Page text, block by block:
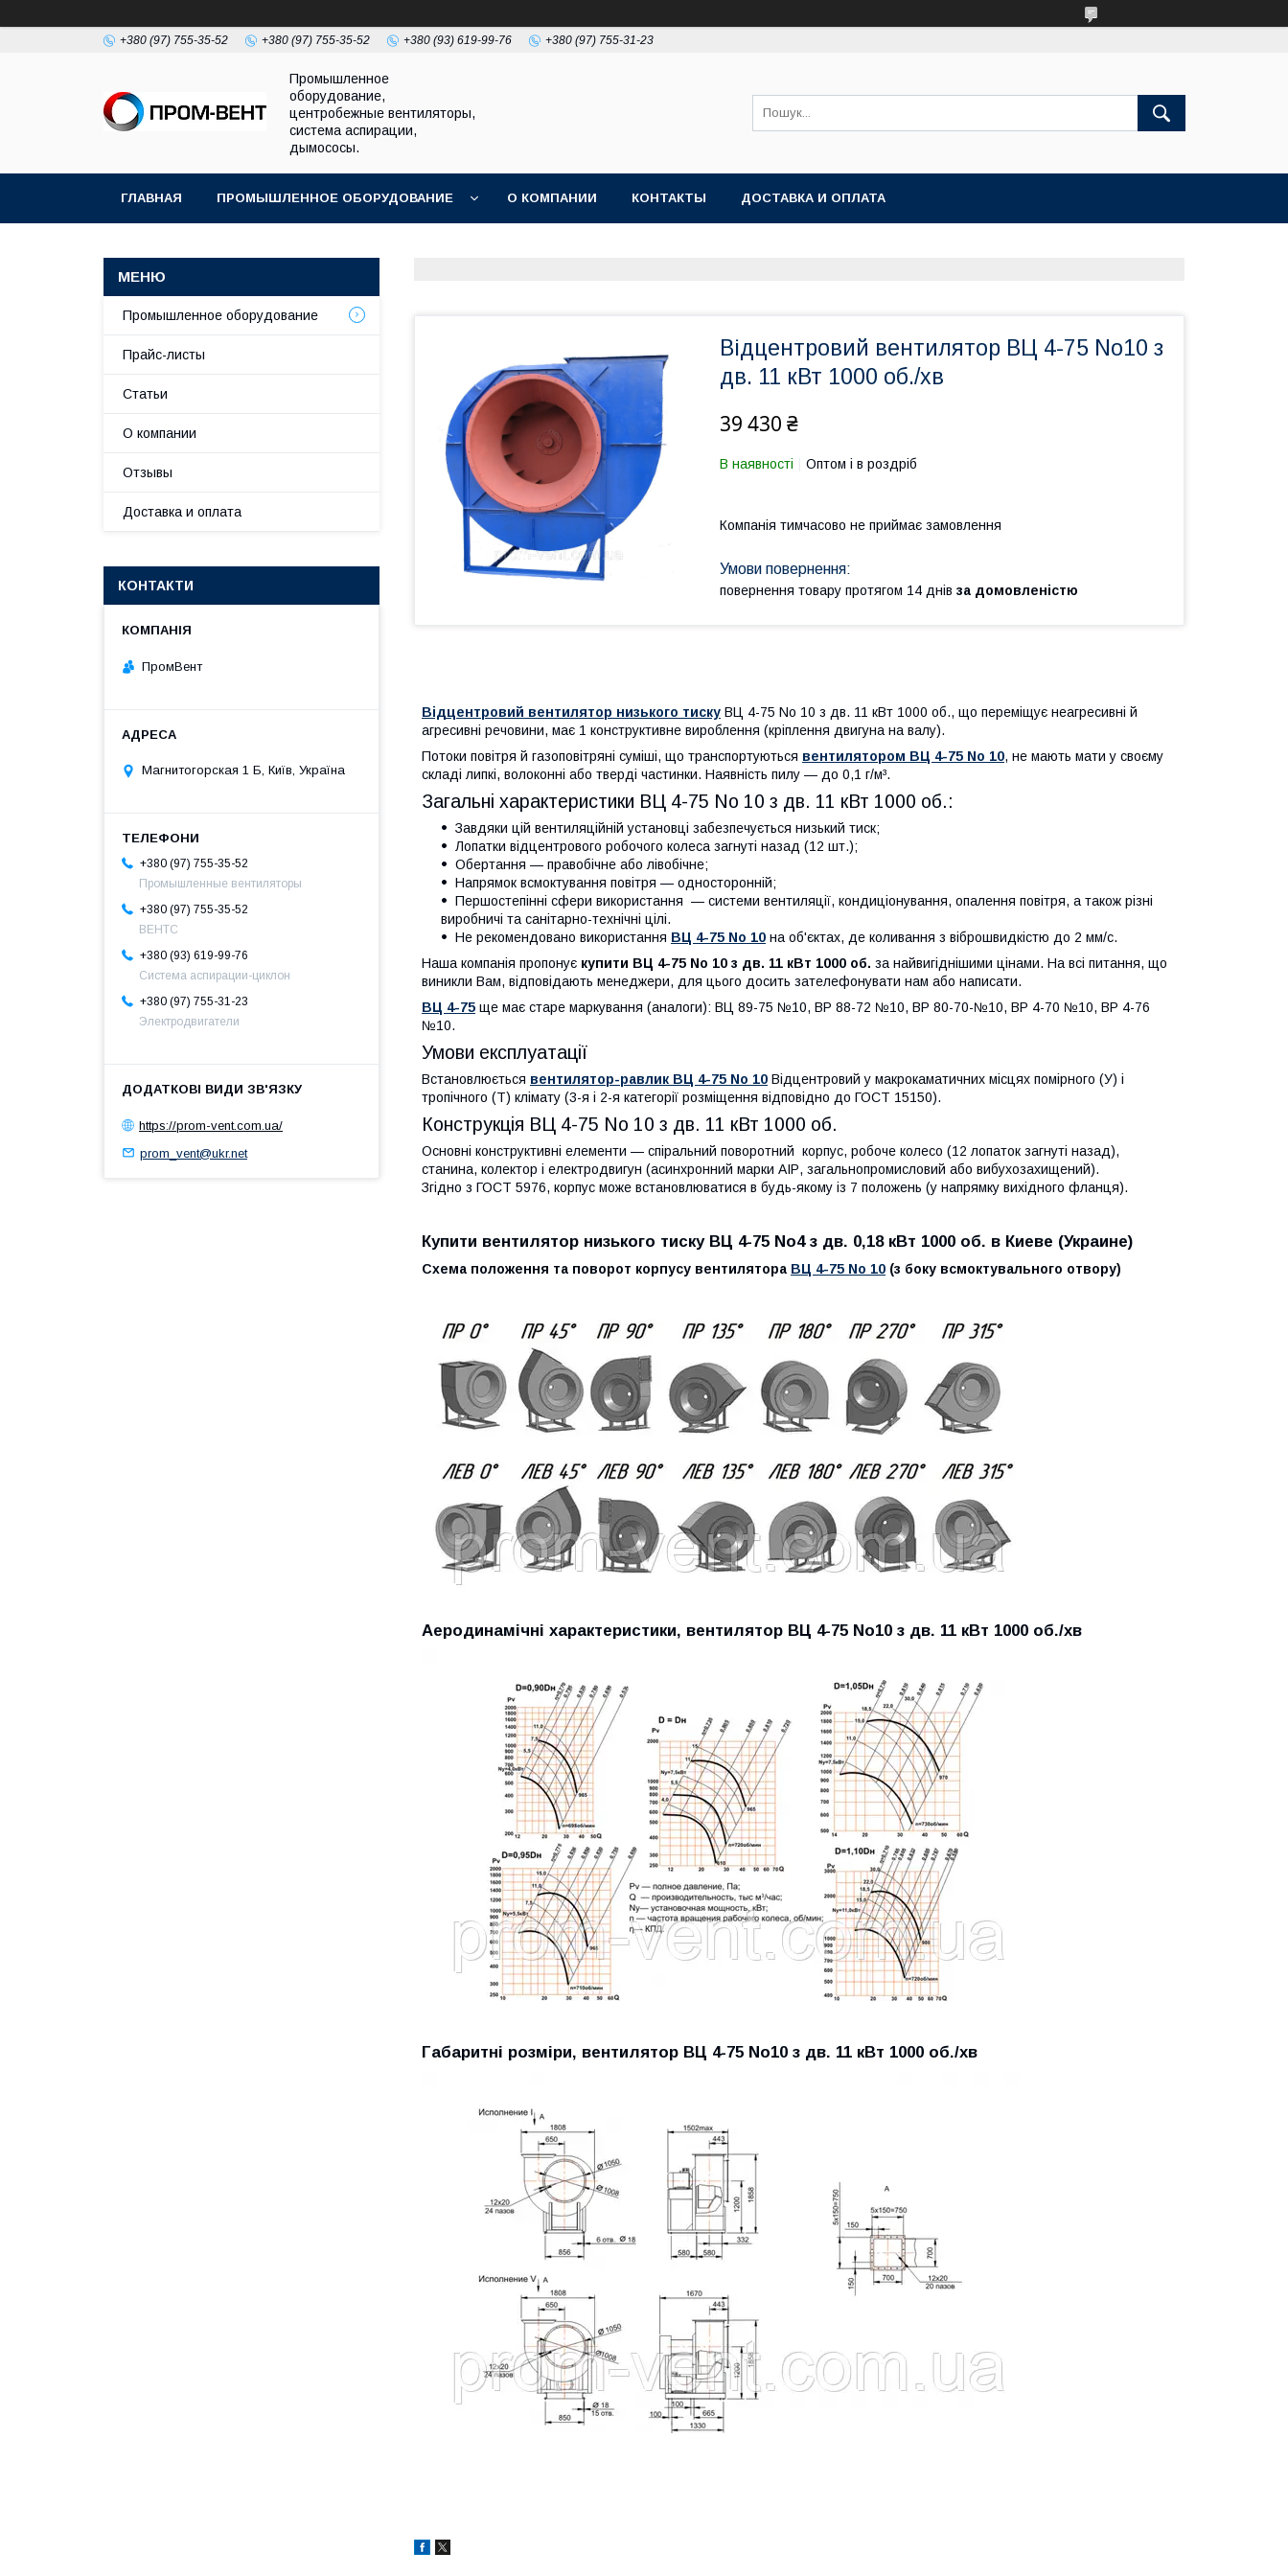
+380 (97) 755-35-52 +380 (97) 755-35-52 +380 (93) 619-99-76 +380 (97) 755-31-23
Промышленное
оборудование,
центробежные вентиляторы,
система аспирации,
дымососы.
ГЛАВНАЯ ПРОМЫШЛЕННОЕ ОБОРУДОВАНИЕ О КОМПАНИИ КОНТАКТЫ ДОСТАВКА И ОПЛАТА
Відцентровий вентилятор ВЦ 4-75 No10 з
дв. 11 кВт 1000 об./хв
39 430 ₴
В наявності Оптом і в роздріб
Компанія тимчасово не приймає замовлення
повернення товару протягом 14 днів за домовленістю
Відцентровий вентилятор низького тиску ВЦ 4-75 No 10 з дв. 11 кВт 1000 об., що переміщує неагресивні й
агресивні речовини, має 1 конструктивне вироблення (кріплення двигуна на валу).
Потоки повітря й газоповітряні суміші, що транспортуються вентилятором ВЦ 4-75 No 10, не мають мати у своєму
складі липкі, волоконні або тверді частинки. Наявність пилу — до 0,1 г/м³.
Загальні характеристики ВЦ 4-75 No 10 з дв. 11 кВт 1000 об.:
Завдяки цій вентиляційній установці забезпечується низький тиск;
Лопатки відцентрового робочого колеса загнуті назад (12 шт.);
Обертання — правобічне або лівобічне;
Напрямок всмоктування повітря — односторонній;
Першостепінні сфери використання — системи вентиляції, кондиціонування, опалення повітря, а також різні
виробничі та санітарно-технічні цілі.
Не рекомендовано використання ВЦ 4-75 No 10 на об'єктах, де коливання з віброшвидкістю до 2 мм/с.
Наша компанія пропонує купити ВЦ 4-75 No 10 з дв. 11 кВт 1000 об. за найвигіднішими цінами. На всі питання, що
виникли Вам, відповідають менеджери, для цього досить зателефонувати нам або написати.
ВЦ 4-75 ще має старе маркування (аналоги): ВЦ 89-75 №10, ВР 88-72 №10, ВР 80-70-№10, ВР 4-70 №10, ВР 4-76
№10.
Умови експлуатації
Встановлюється вентилятор-равлик ВЦ 4-75 No 10 Відцентровий у макрокаматичних місцях помірного (У) і
тропічного (Т) клімату (3-я і 2-я категорії розміщення відповідно до ГОСТ 15150).
Конструкція ВЦ 4-75 No 10 з дв. 11 кВт 1000 об.
Основні конструктивні елементи — спіральний поворотний корпус, робоче колесо (12 лопаток загнуті назад),
станина, колектор і електродвигун (асинхронний марки АІР, загальнопромисловий або вибухозахищений).
Згідно з ГОСТ 5976, корпус може встановлюватися в будь-якому із 7 положень (у напрямку вихідного фланця).
Купити вентилятор низького тиску ВЦ 4-75 No4 з дв. 0,18 кВт 1000 об. в Киеве (Украине)
Схема положення та поворот корпусу вентилятора ВЦ 4-75 No 10 (з боку всмоктувального отвору)
Аеродинамічні характеристики, вентилятор ВЦ 4-75 No10 з дв. 11 кВт 1000 об./хв
Габаритні розміри, вентилятор ВЦ 4-75 No10 з дв. 11 кВт 1000 об./хв
Промышленное оборудование
Прайс-листы
Статьи
О компании
Отзывы
Доставка и оплата
КОНТАКТИ
ПромВент
Магнитогорская 1 Б, Київ, Україна
+380 (97) 755-35-52
Промышленные вентиляторы
+380 (97) 755-35-52
ВЕНТС
+380 (93) 619-99-76
Система аспирации-циклон
+380 (97) 755-31-23
Электродвигатели
https://prom-vent.com.ua/
prom_vent@ukr.net